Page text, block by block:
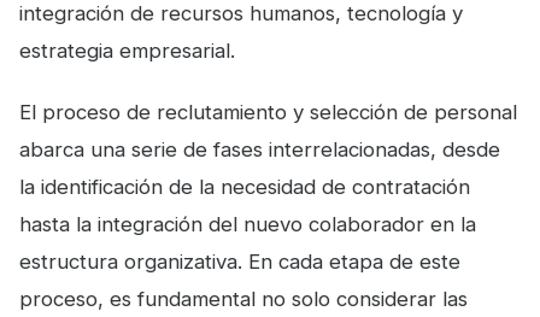
integración de recursos humanos, tecnología y
estrategia empresarial.
El proceso de reclutamiento y selección de personal
abarca una serie de fases interrelacionadas, desde
la identificación de la necesidad de contratación
hasta la integración del nuevo colaborador en la
estructura organizativa. En cada etapa de este
proceso, es fundamental no solo considerar las